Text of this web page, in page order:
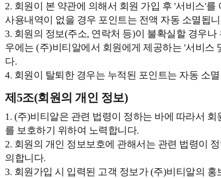
2. 회원이 본 약관에 의해서 회원 가입 후 '서비스'
사용내역이 없을 경우 포인트는 전액 자동 소멸됩
3. 회원의 정보(주소, 연락처 등)이 불확실할 경우
우에는 (주)비티알에서 회원에게 제공하는 '서비스
다.
4. 회원이 탈퇴한 경우는 누적된 포인트는 자동 소
제5조(회원의 개인 정보)
1. (주)비티알은 관련 법령이 정하는 바에 따라서
를 보호하기 위하여 노력합니다.
2. 회원의 개인 정보보호에 관해서는 관련 법령이
의합니다.
3. 회원가입 시 입력된 고객 정보가 (주)비티알의 홍